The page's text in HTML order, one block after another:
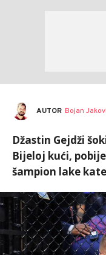
AUTOR Bojan
Džastin Gejdži
Bijeloj kući,
šampion lake